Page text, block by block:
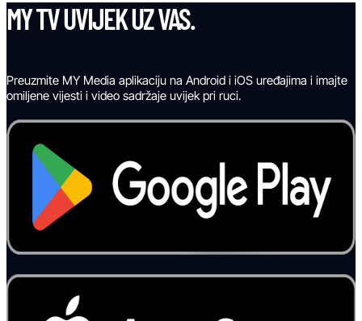
MY TV UVIJEK UZ VAS.
Preuzmite MY Media aplikaciju na Android i iOS uređajima i imajte
omiljene vijesti i video sadržaje uvijek pri ruci.